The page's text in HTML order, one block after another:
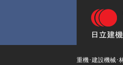
重機･建設機械･